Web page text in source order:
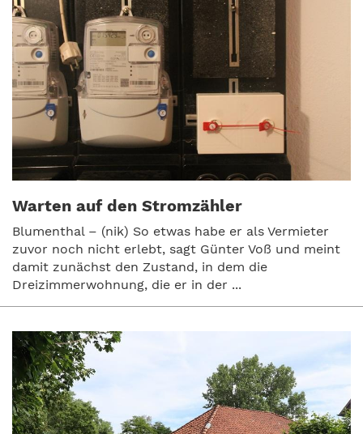
Warten auf den Stromzähler
Blumenthal – (nik) So etwas habe er als Vermieter
zuvor noch nicht erlebt, sagt Günter Voß und meint
damit zunächst den Zustand, in dem die
Dreizimmerwohnung, die er in der ...